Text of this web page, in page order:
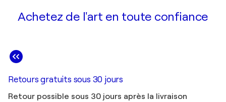
Achetez de l'art en toute confiance
Retours gratuits sous 30 jours
Retour possible sous 30 jours après la livraison